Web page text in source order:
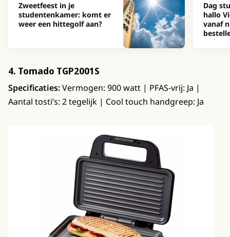
Zweetfeest in je
studentenkamer: komt er
weer een hittegolf aan?
Dag
hallo
vanaf
4. Tomado TGP2001S
Specificaties:Vermogen: 900 watt | PFAS-vrij: Ja |
Aantal tosti’s: 2 tegelijk | Cool touch handgreep: Ja